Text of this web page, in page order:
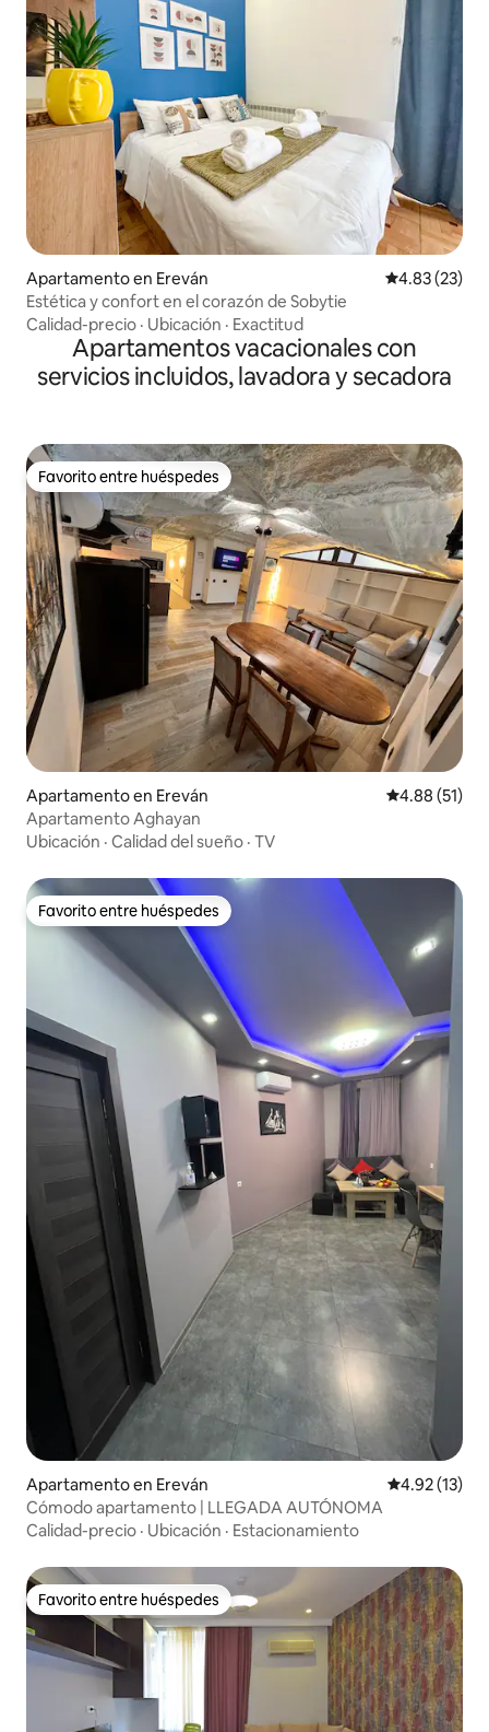
Apartamento en Ereván Calificación
4.83 (23)
Estética y confort en el corazón de Sobytie
Calidad-precio · Ubicación · Exactitud
Apartamentos vacacionales con
servicios incluidos, lavadora y secadora
Favorito entre huéspedes
Favorito entre huéspedes
Apartamento en Ereván Calificación
4.88 (51)
Apartamento Aghayan
Ubicación · Calidad del sueño · TV
Favorito entre huéspedes
Favorito entre huéspedes
Apartamento en Ereván Calificación
4.92 (13)
Cómodo apartamento | LLEGADA AUTÓNOMA
Calidad-precio · Ubicación · Estacionamiento
Favorito entre huéspedes
Favorito entre huéspedes